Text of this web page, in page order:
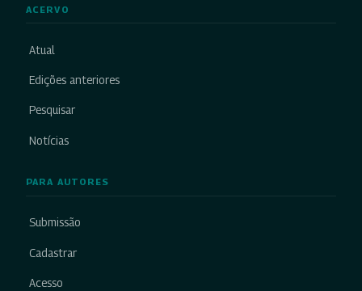
ACERVO
Atual
Edições anteriores
Pesquisar
Notícias
PARA AUTORES
Submissão
Cadastrar
Acesso